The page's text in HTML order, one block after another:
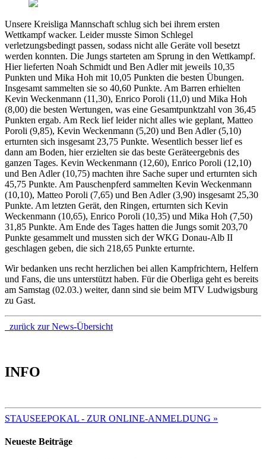
Unsere Kreisliga Mannschaft schlug sich bei ihrem ersten
Wettkampf wacker. Leider musste Simon Schlegel
verletzungsbedingt passen, sodass nicht alle Geräte voll besetzt
werden konnten. Die Jungs starteten am Sprung in den Wettkampf.
Hier lieferten Noah Schmidt und Ben Adler mit jeweils 10,35
Punkten und Mika Hoh mit 10,05 Punkten die besten Übungen.
Insgesamt sammelten sie so 40,60 Punkte. Am Barren erhielten
Kevin Weckenmann (11,30), Enrico Poroli (11,0) und Mika Hoh
(8,00) die besten Wertungen, was eine Gesamtpunktzahl von 36,45
Punkten ergab. Am Reck lief leider nicht alles wie geplant, Matteo
Poroli (9,85), Kevin Weckenmann (5,20) und Ben Adler (5,10)
erturnten sich insgesamt 23,75 Punkte. Wesentlich besser lief es
dann am Boden, hier erzielten sie das beste Geräteergebnis des
ganzen Tages. Kevin Weckenmann (12,60), Enrico Poroli (12,10)
und Ben Adler (10,75) machten ihre Sache super und erturnten sich
45,75 Punkte. Am Pauschenpferd sammelten Kevin Weckenmann
(10,10), Matteo Poroli (7,65) und Ben Adler (3,90) insgesamt 25,30
Punkte. Am letzten Gerät, den Ringen, erturnten sich Kevin
Weckenmann (10,65), Enrico Poroli (10,35) und Mika Hoh (7,50)
31,85 Punkte. Am Ende des Tages hatten die Jungs somit 203,70
Punkte gesammelt und mussten sich der WKG Donau-Alb II
geschlagen geben, die sich 218,65 Punkte erturnte.
Wir bedanken uns recht herzlichen bei allen Kampfrichtern, Helfern
und Fans, die uns unterstützt haben. Für die Oberliga geht es bereits
am Samstag (02.03.) weiter, dann sind sie beim MTV Ludwigsburg
zu Gast.
zurück zur News-Übersicht
INFO
STAUSEEPOKAL - ZUR ONLINE-ANMELDUNG »
Neueste Beiträge